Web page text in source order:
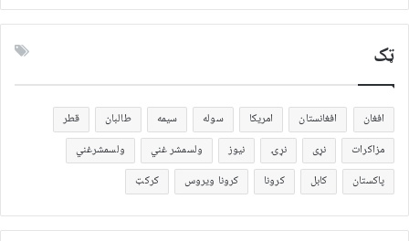
ټک
افغان افغانستان امریکا سوله سیمه طالبان
قطر
مزاکرات
نړی نړۍ نیوز ولسمشر غني
ولسمشرغني
پاکستان
کابل کرونا کرونا ویروس کرکټ